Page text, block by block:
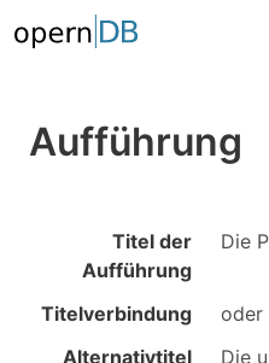
Aufführung
Titel der
Aufführung
Die
Titelverbindung
oder
Alternativtitel
Die